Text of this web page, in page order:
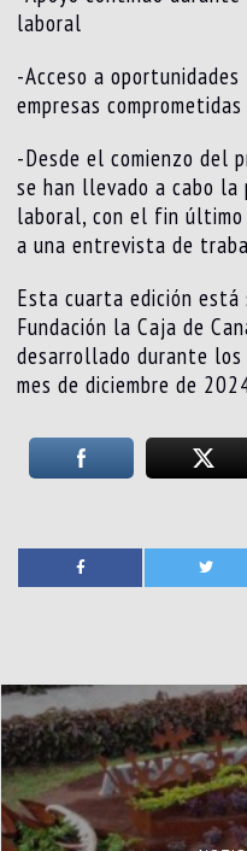
laboral
-Acceso a
empresas
-Desde el comienzo del
se han llevado a cabo la
laboral, con el fin último
a una entrevista de
Esta cuarta edición está
Fundación la Caja de
desarrollado durante los
mes de diciembre de